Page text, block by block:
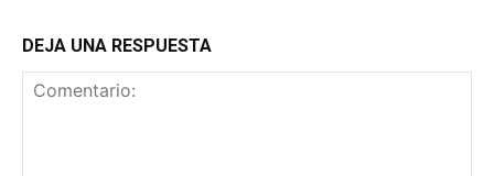
DEJA UNA RESPUESTA